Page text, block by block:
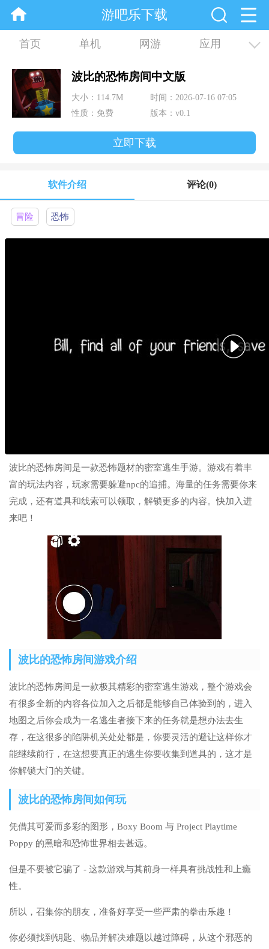
游吧乐下载
首页 单机 网游 应用
资讯 合集
波比的恐怖房间中文版
大小：114.7M
时间：2026-07-16 07:05
性质：免费
版本：v0.1
立即下载
软件介绍 评论(0)
冒险 恐怖
波比的恐怖房间是一款恐怖题材的密室逃生手游。游戏有着丰
富的玩法内容，玩家需要躲避npc的追捕。海量的任务需要你来
完成，还有道具和线索可以领取，解锁更多的内容。快加入进
来吧！
波比的恐怖房间游戏介绍
波比的恐怖房间是一款极其精彩的密室逃生游戏，整个游戏会
有很多全新的内容各位加入之后都是能够自己体验到的，进入
地图之后你会成为一名逃生者接下来的任务就是想办法去生
存，在这很多的陷阱机关处处都是，你要灵活的避让这样你才
能继续前行，在这想要真正的逃生你要收集到道具的，这才是
你解锁大门的关键。
波比的恐怖房间如何玩
凭借其可爱而多彩的图形，Boxy Boom 与 Project Playtime
Poppy 的黑暗和恐怖世界相去甚远。
但是不要被它骗了 - 这款游戏与其前身一样具有挑战性和上瘾
性。
所以，召集你的朋友，准备好享受一些严肃的拳击乐趣！
你必须找到钥匙、物品并解决难题以越过障碍，从这个邪恶的